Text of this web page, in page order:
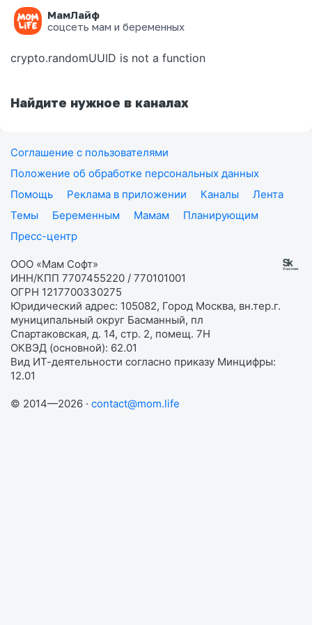
МамЛайф
соцсеть мам и беременных
Ошибка на странице
crypto.randomUUID is not a function
Найдите нужное в каналах
Соглашение с пользователями
Положение об обработке персональных данных
Помощь
Реклама в приложении Каналы
Лента
Темы
Беременным Мамам
Планирующим
Пресс-центр
ООО «Мам Софт»
ИНН/КПП 7707455220 / 770101001
ОГРН 1217700330275
Юридический адрес: 105082, Город Москва, вн.тер.г.
муниципальный округ Басманный, пл
Спартаковская, д. 14, стр. 2, помещ. 7Н
ОКВЭД (основной): 62.01
Вид ИТ-деятельности согласно приказу Минцифры:
12.01
© 2014—2026 · contact@mom.life